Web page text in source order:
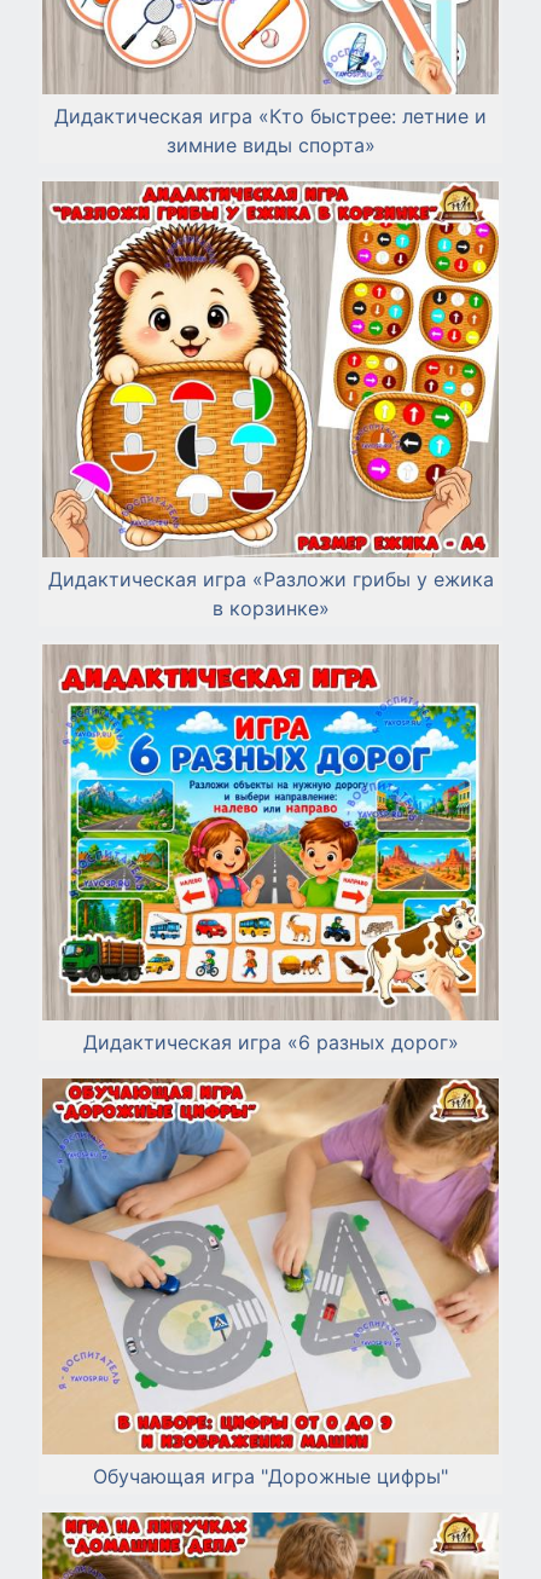
Дидактическая игра «Кто быстрее: летние и
зимние виды спорта»
Дидактическая игра «Разложи грибы у ежика
в корзинке»
Дидактическая игра «6 разных дорог»
Обучающая игра "Дорожные цифры"